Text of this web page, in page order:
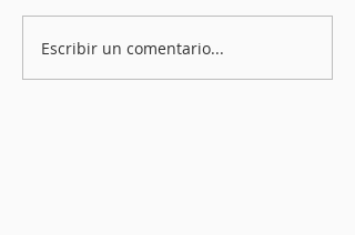
Escribir un comentario...